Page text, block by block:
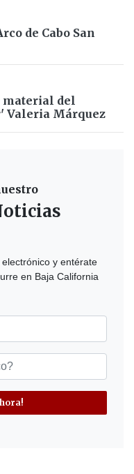
de Cabo San
material del
Valeria Márquez
y entérate
en Baja California